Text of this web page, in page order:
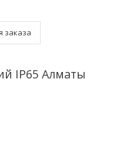
заказа
IP65 Алматы